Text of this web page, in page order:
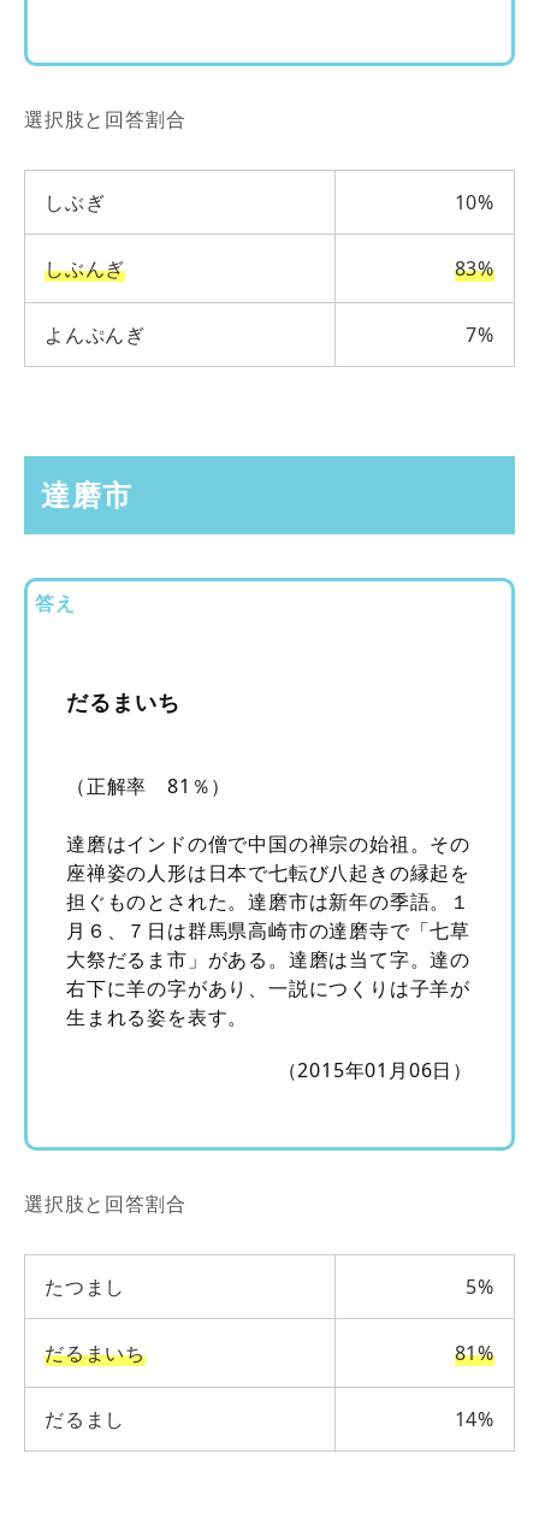
選択肢と回答割合
しぶぎ 10%
しぶんぎ 83%
よんぷんぎ 7%
達磨市
答え
だるまいち
（正解率 81％）
達磨はインドの僧で中国の禅宗の始祖。その
座禅姿の人形は日本で七転び八起きの縁起を
担ぐものとされた。達磨市は新年の季語。１
月６、７日は群馬県高崎市の達磨寺で「七草
大祭だるま市」がある。達磨は当て字。達の
右下に羊の字があり、一説につくりは子羊が
生まれる姿を表す。
（2015年01月06日）
選択肢と回答割合
たつまし 5%
だるまいち 81%
だるまし 14%